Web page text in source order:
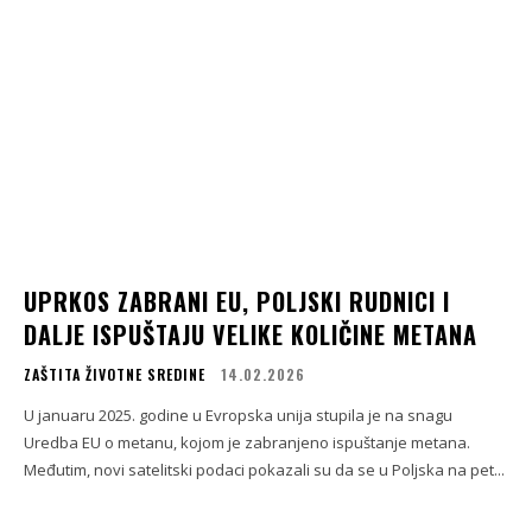
UPRKOS ZABRANI EU, POLJSKI RUDNICI I
DALJE ISPUŠTAJU VELIKE KOLIČINE METANA
ZAŠTITA ŽIVOTNE SREDINE 14.02.2026
U januaru 2025. godine u Evropska unija stupila je na snagu
Uredba EU o metanu, kojom je zabranjeno ispuštanje metana.
Međutim, novi satelitski podaci pokazali su da se u Poljska na pet...